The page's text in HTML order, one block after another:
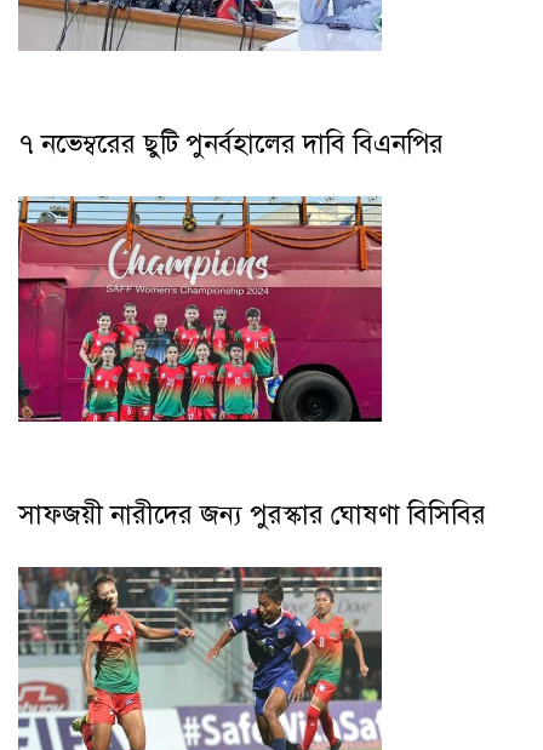
৭ নভেম্বরের ছুটি পুনর্বহালের দাবি বিএনপির
সাফজয়ী নারীদের জন্য পুরস্কার ঘোষণা বিসিবির